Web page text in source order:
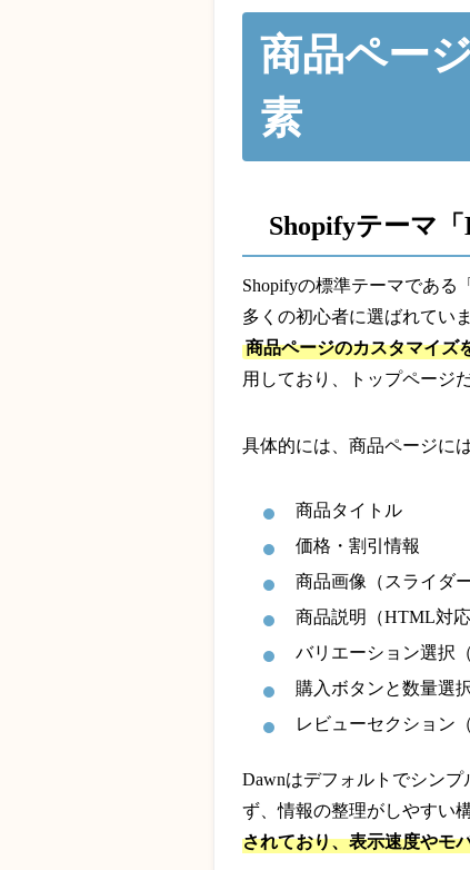
商品ペー
素
Shopifyテーマ「
Shopifyの標準テーマである
多くの初心者に選ばれてい
商品ページのカスタマイズ
用しており、トップページ
具体的には、商品ページに
商品タイトル
価格・割引情報
商品画像（スライダ
商品説明（HTML対応
バリエーション選択
購入ボタンと数量選
レビューセクション
Dawnはデフォルトでシン
ず、情報の整理がしやすい
されており、表示速度やモ